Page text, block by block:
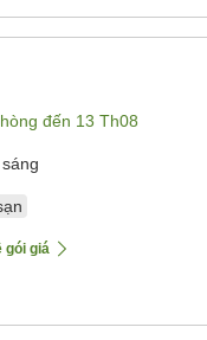
đến 13 Th08
gói giá